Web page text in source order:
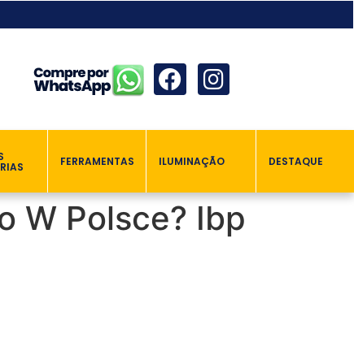
FERRAMENTAS ILUMINAÇÃO DESTAQUE
W Polsce? Ibp